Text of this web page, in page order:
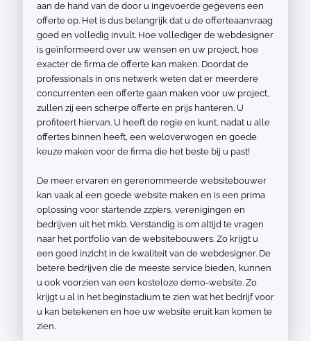
aan de hand van de door u ingevoerde gegevens een
offerte op. Het is dus belangrijk dat u de offerteaanvraag
goed en volledig invult. Hoe vollediger de webdesigner
is geïnformeerd over uw wensen en uw project, hoe
exacter de firma de offerte kan maken. Doordat de
professionals in ons netwerk weten dat er meerdere
concurrenten een offerte gaan maken voor uw project,
zullen zij een scherpe offerte en prijs hanteren. U
profiteert hiervan. U heeft de regie en kunt, nadat u alle
offertes binnen heeft, een weloverwogen en goede
keuze maken voor de firma die het beste bij u past!
De meer ervaren en gerenommeerde websitebouwer
kan vaak al een goede website maken en is een prima
oplossing voor startende zzp’ers, verenigingen en
bedrijven uit het mkb. Verstandig is om altijd te vragen
naar het portfolio van de websitebouwers. Zo krijgt u
een goed inzicht in de kwaliteit van de webdesigner. De
betere bedrijven die de meeste service bieden, kunnen
u ook voorzien van een kosteloze demo-website. Zo
krijgt u al in het beginstadium te zien wat het bedrijf voor
u kan betekenen en hoe uw website eruit kan komen te
zien.